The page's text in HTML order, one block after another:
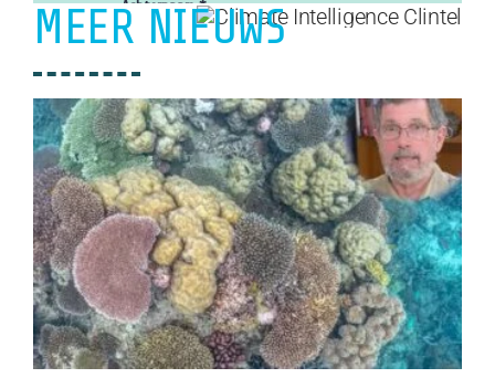
MEER NIEUWS